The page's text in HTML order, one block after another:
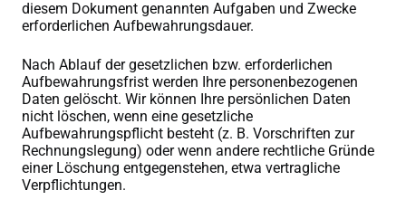
diesem Dokument genannten Aufgaben und Zwecke
erforderlichen Aufbewahrungsdauer.
Nach Ablauf der gesetzlichen bzw. erforderlichen
Aufbewahrungsfrist werden Ihre personenbezogenen
Daten gelöscht. Wir können Ihre persönlichen Daten
nicht löschen, wenn eine gesetzliche
Aufbewahrungspflicht besteht (z. B. Vorschriften zur
Rechnungslegung) oder wenn andere rechtliche Gründe
einer Löschung entgegenstehen, etwa vertragliche
Verpflichtungen.